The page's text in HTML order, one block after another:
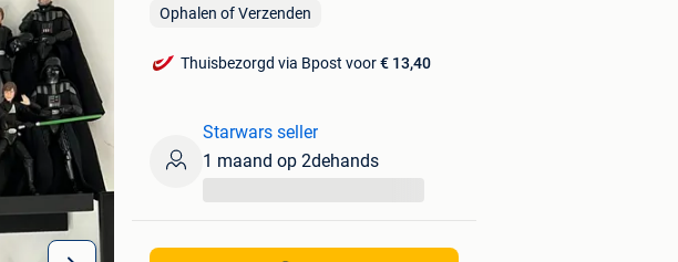
Ophalen of Verzenden
Thuisbezorgd via Bpost voor€ 13,40
Starwars seller
1 maand op 2dehands